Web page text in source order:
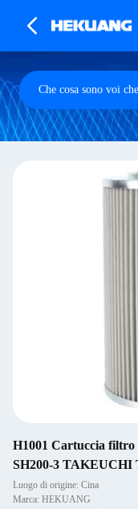
H1001 Cartuccia
SH200-3 TAKEUCHI
Luogo di origine: Cina
Marca: HEKUANG